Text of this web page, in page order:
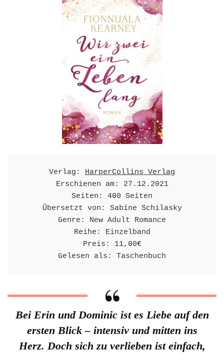
Verlag: HarperCollins Verlag
Erschienen am: 27.12.2021
Seiten: 400 Seiten
Übersetzt von: Sabine Schilasky
Genre: New Adult Romance
Reihe: Einzelband
Preis: 11,00€
Gelesen als: Taschenbuch
Bei Erin und Dominic ist es Liebe auf den
ersten Blick – intensiv und mitten ins
Herz. Doch sich zu verlieben ist einfach,